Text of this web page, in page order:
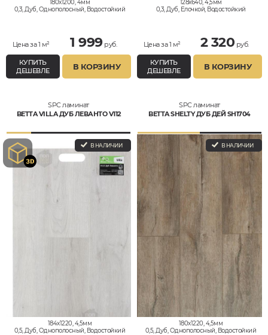
180x1200, 4мм
0,3, Дуб, Однополосный, Водостойкий
Цена за 1 м² 1 999руб.
КУПИТЬ
ДЕШЕВЛЕ
В КОРЗИНУ
128x640, 4,5мм
0,3, Дуб, Елочкой, Водостойкий
Цена за 1 м² 2 320 руб.
КУПИТЬ
ДЕШЕВЛЕ
В КОРЗИНУ
SPC ламинат
BETTA VILLA ДУБ ЛЕВАНТО V112
В НАЛИЧИИ
184x1220, 4,5мм
0,5, Дуб, Однополосный, Водостойкий
SPC ламинат
BETTA SHELTY ДУБ ДЕЙ SH1704
В НАЛИЧИИ
180x1220, 4,5мм
0,5, Дуб, Однополосный, Водостойкий